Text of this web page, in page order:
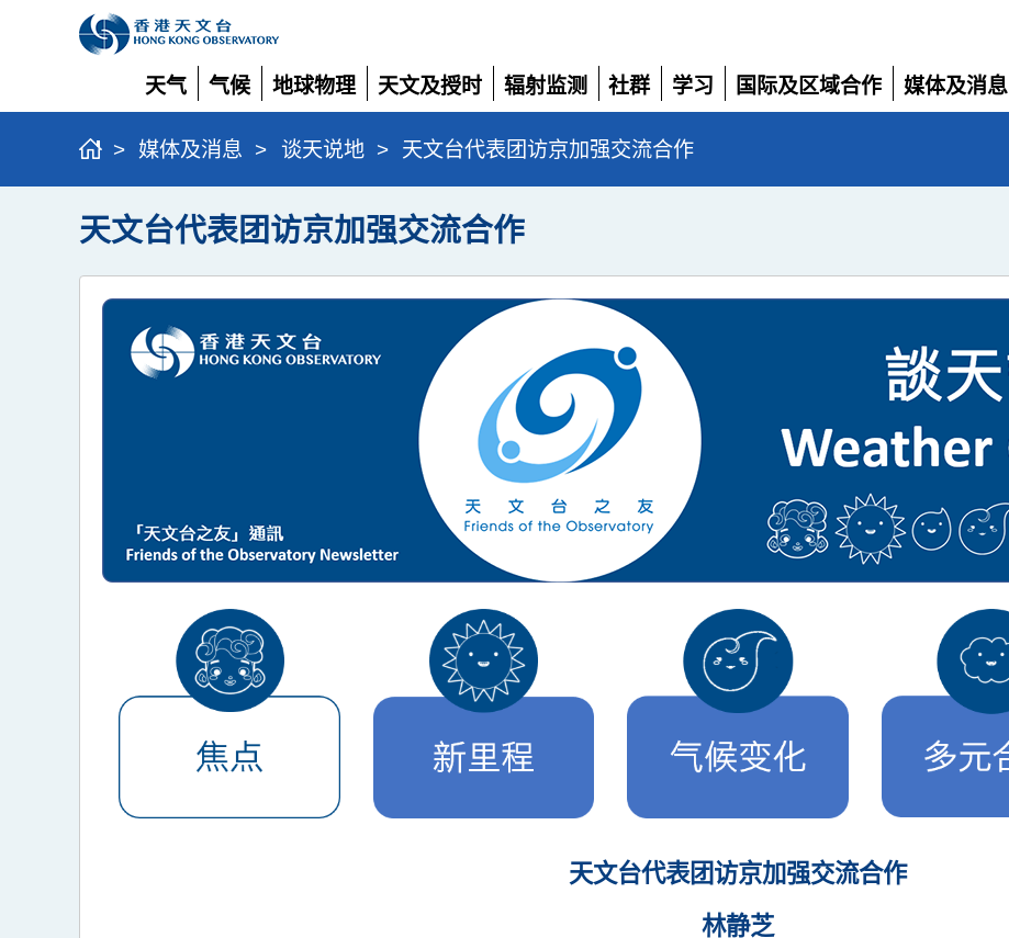
天气
展
开
气候
展
开
地球物理
展
开
天文及授时
展
开
辐射监测
展
开
社群
展
开
学习
展
开
国际及区域合作
展
媒体及消息
展
> 媒体及消息 > 谈天说地 > 天文台代表团访京加强交流合作
天文台代表团访京加强交流合作
天文台代表团访京加强交流合作
林静芝